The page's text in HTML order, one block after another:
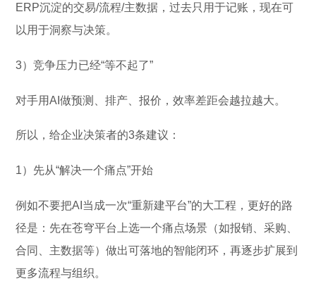
ERP沉淀的交易/流程/主数据，过去只用于记账，现在可
以用于洞察与决策。
3）竞争压力已经“等不起了”
对手用AI做预测、排产、报价，效率差距会越拉越大。
所以，给企业决策者的3条建议：
1）先从“解决一个痛点”开始
例如不要把AI当成一次“重新建平台”的大工程，更好的路
径是：先在苍穹平台上选一个痛点场景（如报销、采购、
合同、主数据等）做出可落地的智能闭环，再逐步扩展到
更多流程与组织。